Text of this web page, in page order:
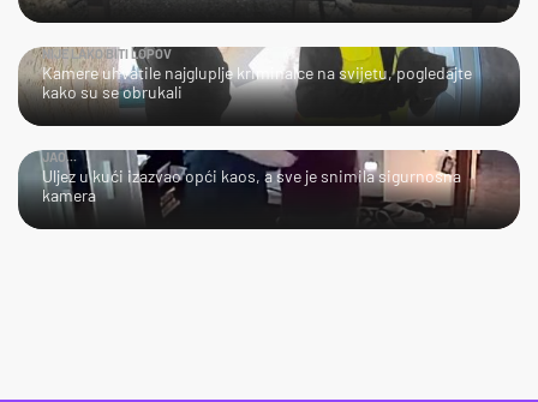
NIJE LAKO BITI LOPOV
Kamere uhvatile najgluplje kriminalce na svijetu, pogledajte
kako su se obrukali
JAO...
Uljez u kući izazvao opći kaos, a sve je snimila sigurnosna
kamera